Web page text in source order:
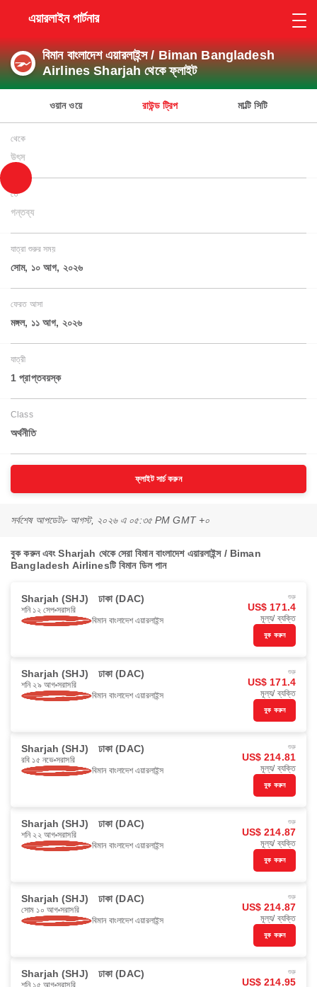
এয়ারলাইন পার্টনার
বিমান বাংলাদেশ এয়ারলাইন্স / Biman Bangladesh
Airlines Sharjah থেকে ফ্লাইট
ওয়ান ওয়ে রাউন্ড ট্রিপ মাল্টি সিটি
থেকে
উৎস
তে
গন্তব্য
যাত্রা শুরুর সময়
সোম, ১০ আগ, ২০২৬
ফেরত আসা
মঙ্গল, ১১ আগ, ২০২৬
যাত্রী
1 প্রাপ্তবয়স্ক
Class
অর্থনীতি
ফ্লাইট সার্চ করুন
সর্বশেষ আপডেট৮ আগস্ট, ২০২৬ এ ০৫:৩৫ PM GMT +০
বুক করুন এবং Sharjah থেকে সেরা বিমান বাংলাদেশ এয়ারলাইন্স / Biman
Bangladesh Airlinesটি বিমান ডিল পান
Sharjah (SHJ) ঢাকা (DAC)
শনি ১২ সেপ সরাসরি
বিমান বাংলাদেশ এয়ারলাইন্স
শুরু
US$ 171.4
মূল্য/ ব্যক্তি
বুক করুন
Sharjah (SHJ) ঢাকা (DAC)
শনি ২৯ আগ সরাসরি
বিমান বাংলাদেশ এয়ারলাইন্স
শুরু
US$ 171.4
মূল্য/ ব্যক্তি
বুক করুন
Sharjah (SHJ) ঢাকা (DAC)
রবি ১৫ নভে সরাসরি
বিমান বাংলাদেশ এয়ারলাইন্স
শুরু
US$ 214.81
মূল্য/ ব্যক্তি
বুক করুন
Sharjah (SHJ) ঢাকা (DAC)
শনি ২২ আগ সরাসরি
বিমান বাংলাদেশ এয়ারলাইন্স
শুরু
US$ 214.87
মূল্য/ ব্যক্তি
বুক করুন
Sharjah (SHJ) ঢাকা (DAC)
সোম ১০ আগ সরাসরি
বিমান বাংলাদেশ এয়ারলাইন্স
শুরু
US$ 214.87
মূল্য/ ব্যক্তি
বুক করুন
Sharjah (SHJ) ঢাকা (DAC)
শনি ১৫ আগ সরাসরি
শুরু
US$ 214.95